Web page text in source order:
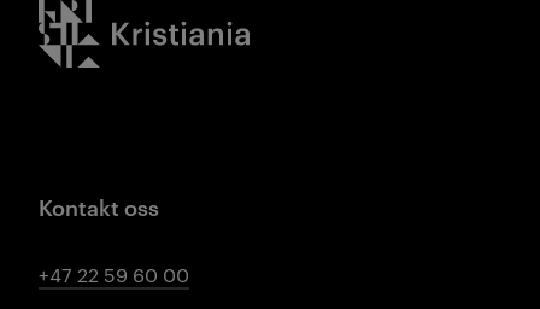
Kristiania logo
Kontakt oss
+47 22 59 60 00